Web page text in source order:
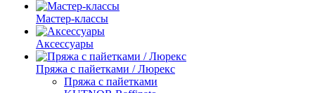
Мастер-классы
Аксессуары
Пряжа с пайетками / Люрекс
Пряжа с пайетками